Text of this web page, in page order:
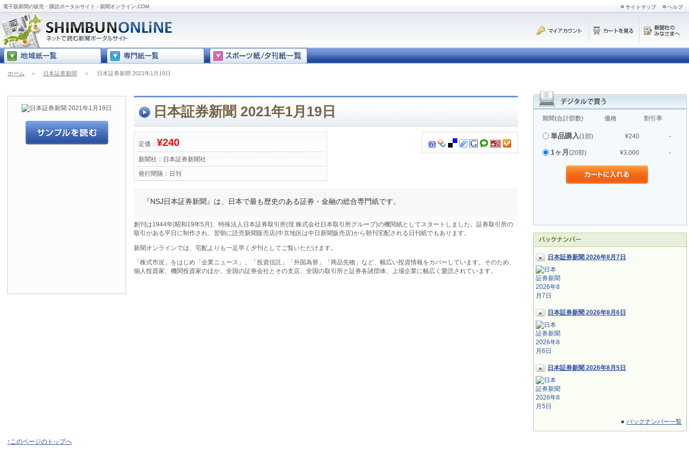
電子版新聞の販売・購読ポータルサイト - 新聞オンライン.COM サイトマップ ヘルプ
ホーム ＞ 日本証券新聞 ＞ 日本証券新聞 2021年1月19日
期間(合計部数) 価格 割引率
単品購入(1部) ¥240 -
1ヶ月 (20部) ¥3,000 -
日本証券新聞 2026年8月7日
日本証券新聞 2026年8月6日
日本証券新聞 2026年8月5日
バックナンバー一覧
日本証券新聞 2021年1月19日
定価： ¥240
新聞社： 日本証券新聞社
発行間隔： 日刊
『NSJ日本証券新聞』は、日本で最も歴史のある証券・金融の総合専門紙です。
創刊は1944年(昭和19年5月)、特殊法人日本証券取引所(現 株式会社日本取引所グループ)の機関紙としてスタートしました。証券取引所の
取引がある平日に制作され、翌朝に読売新聞販売店(中京地区は中日新聞販売店)から朝刊宅配される日刊紙でもあります。
新聞オンラインでは、宅配よりも一足早く夕刊としてご覧いただけます。
「株式市況」をはじめ「企業ニュース」、「投資信託」「外国為替」「商品先物」など、幅広い投資情報をカバーしています。そのため、
個人投資家、機関投資家のほか、全国の証券会社とその支店、全国の取引所と証券各諸団体、上場企業に幅広く愛読されています。
↑このページのトップへ